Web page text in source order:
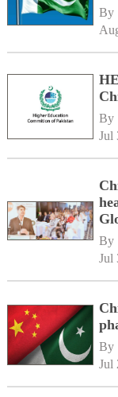
By
By
Jul
By
Jul
By
Jul